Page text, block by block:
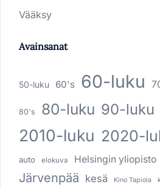
Vääksy
Avainsanat
50-luku 60's 60-luku
80's 80-luku 90-luku
2010-luku 2020-
auto elokuva Helsingin yliopisto
Järvenpää kesä Kino Tapiola